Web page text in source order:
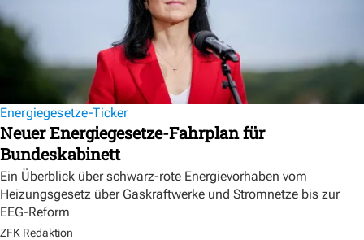
Energiegesetze-Ticker
Neuer Energiegesetze-Fahrplan für
Bundeskabinett
Ein Überblick über schwarz-rote Energievorhaben vom
Heizungsgesetz über Gaskraftwerke und Stromnetze bis zur
EEG-Reform
ZFK Redaktion